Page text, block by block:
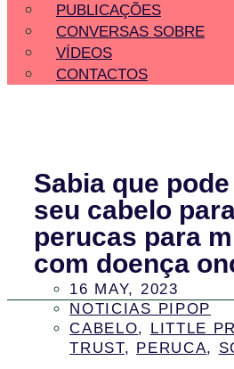
PUBLICAÇÕES
CONVERSAS SOBRE
VÍDEOS
CONTACTOS
Sabia que
seu cabelo
perucas para
com doença
16 MAY, 2023
NOTICIAS PIPOP
CABELO, LITTLE
TRUST, PERUCA,